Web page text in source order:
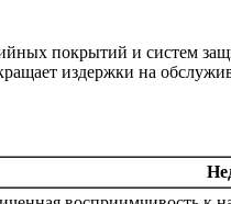
покрытий и систем
издержки на